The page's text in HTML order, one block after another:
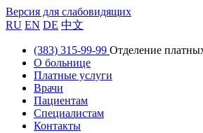
Версия для слабовидящих
RU EN DE 中文
(383) 315-99-99 Отделение
О больнице
Платные услуги
Врачи
Пациентам
Специалистам
Контакты